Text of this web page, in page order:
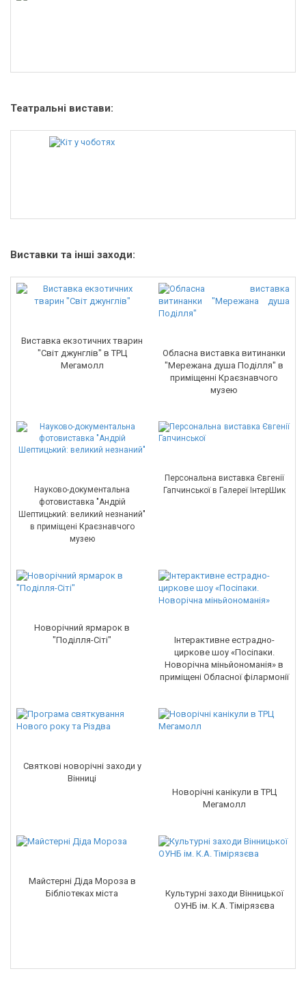
Театральні вистави:
Виставки та інші заходи:
Виставка екзотичних тварин
"Світ джунглів" в ТРЦ
Мегамолл
Обласна виставка витинанки
"Мережана душа Поділля" в
приміщенні Краєзнавчого
музею
Науково-документальна
фотовиставка "Андрій
Шептицький: великий незнаний"
в приміщені Краєзнавчого
музею
Персональна виставка Євгенії
Гапчинської в Галереї ІнтерШик
Новорічний ярмарок в
"Поділля-Сіті"
Інтерактивне естрадно-
циркове шоу «Посіпаки.
Новорічна міньйономанія» в
приміщені Обласної філармонії
Святкові новорічні заходи у
Вінниці
Новорічні канікули в ТРЦ
Мегамолл
Майстерні Діда Мороза в
Бібліотеках міста
Культурні заходи Вінницької
ОУНБ ім. К.А. Тімірязєва